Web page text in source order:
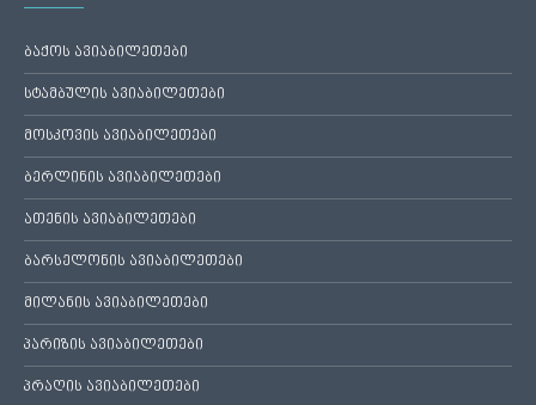
ბაქოს ავიაბილეთები
სტამბულის ავიაბილეთები
მოსკოვის ავიაბილეთები
ბერლინის ავიაბილეთები
ათენის ავიაბილეთები
ბარსელონის ავიაბილეთები
მილანის ავიაბილეთები
პარიზის ავიაბილეთები
პრაღის ავიაბილეთები